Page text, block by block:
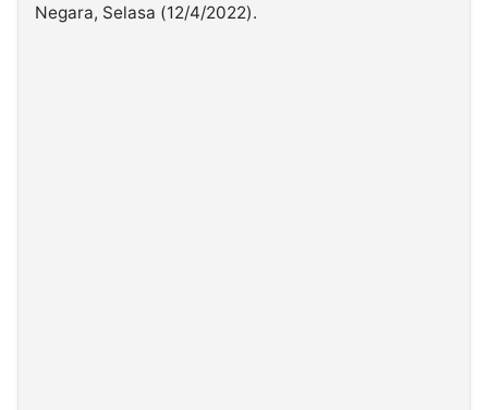
Kabarbaru.co
Negara, Selasa (12/4/2022).